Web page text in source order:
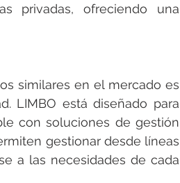
privadas, ofreciendo una
similares en el mercado es
LIMBO está diseñado para
con soluciones de gestión
gestionar desde líneas
a las necesidades de cada